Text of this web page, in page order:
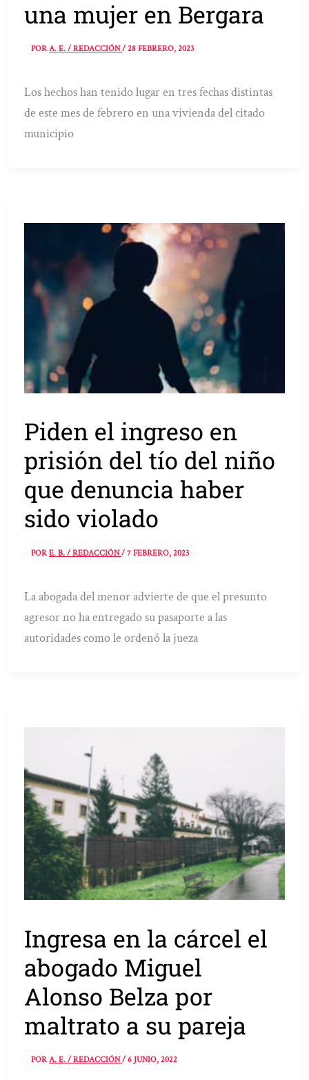
una mujer en Bergara
PORA. E. / REDACCIÓN/28 FEBRERO, 2023
Los hechos han tenido lugar en tres fechas distintas
de este mes de febrero en una vivienda del citado
municipio
Piden el ingreso en
prisión del tío del niño
que denuncia haber
sido violado
PORE. B. / REDACCIÓN/7 FEBRERO, 2023
La abogada del menor advierte de que el presunto
agresor no ha entregado su pasaporte a las
autoridades como le ordenó la jueza
Ingresa en la cárcel el
abogado Miguel
Alonso Belza por
maltrato a su pareja
PORA. E. / REDACCIÓN/6 JUNIO, 2022